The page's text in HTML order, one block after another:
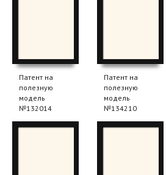
Патент на
полезную
модель
№132014
Патент на
полезную
модель
№134210